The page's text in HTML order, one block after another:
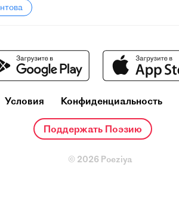
Условия Конфиденциальность
Поддержать Поэзию
© 2026 Poeziya